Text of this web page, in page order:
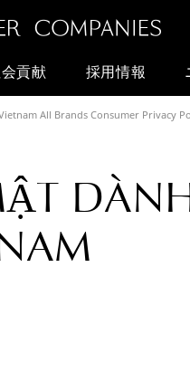
貢献 採用情報
All Brands Consumer Privacy